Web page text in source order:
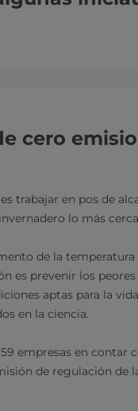
cero
trabajar en pos de
lo más
de la temperatura
es prevenir los
aptas para la
en la ciencia.
empresas en contar
de regulación de